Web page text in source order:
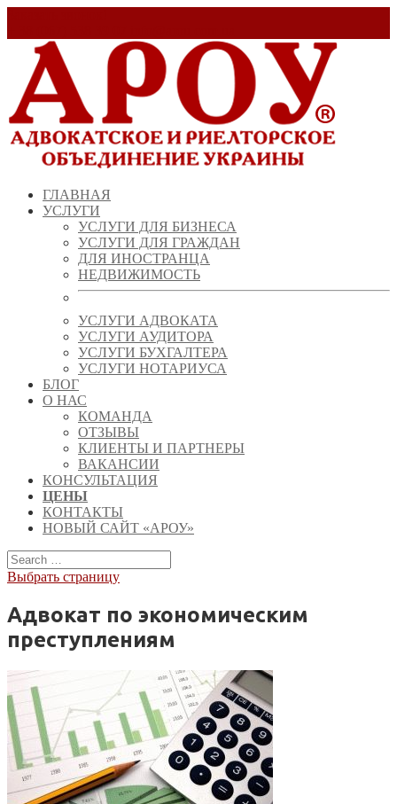
ГЛАВНАЯ
УСЛУГИ
УСЛУГИ ДЛЯ БИЗНЕСА
УСЛУГИ ДЛЯ ГРАЖДАН
ДЛЯ ИНОСТРАНЦА
НЕДВИЖИМОСТЬ
УСЛУГИ АДВОКАТА
УСЛУГИ АУДИТОРА
УСЛУГИ БУХГАЛТЕРА
УСЛУГИ НОТАРИУСА
БЛОГ
О НАС
КОМАНДА
ОТЗЫВЫ
КЛИЕНТЫ И ПАРТНЕРЫ
ВАКАНСИИ
КОНСУЛЬТАЦИЯ
ЦЕНЫ
КОНТАКТЫ
НОВЫЙ САЙТ «АРОУ»
Выбрать страницу
Адвокат по экономическим
преступлениям